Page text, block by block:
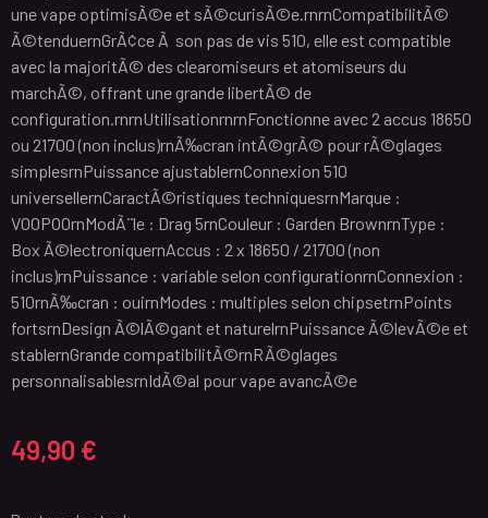
une vape optimisÃ©e et sÃ©curisÃ©e.rnrnCompatibilitÃ©
Ã©tenduernGrÃ¢ce Ã son pas de vis 510, elle est compatible
avec la majoritÃ© des clearomiseurs et atomiseurs du
marchÃ©, offrant une grande libertÃ© de
configuration.rnrnUtilisationrnrnFonctionne avec 2 accus 18650
ou 21700 (non inclus)rnÃ‰cran intÃ©grÃ© pour rÃ©glages
simplesrnPuissance ajustablernConnexion 510
universellernCaractÃ©ristiques techniquesrnMarque :
VOOPOOrnModÃ¨le : Drag 5rnCouleur : Garden BrownrnType :
Box Ã©lectroniquernAccus : 2 x 18650 / 21700 (non
inclus)rnPuissance : variable selon configurationrnConnexion :
510rnÃ‰cran : ouirnModes : multiples selon chipsetrnPoints
fortsrnDesign Ã©lÃ©gant et naturelrnPuissance Ã©levÃ©e et
stablernGrande compatibilitÃ©rnRÃ©glages
personnalisablesrnIdÃ©al pour vape avancÃ©e
49,90 €